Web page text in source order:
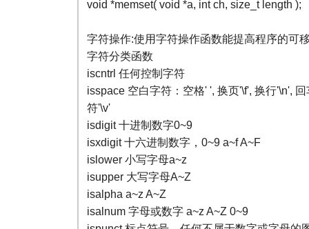
void *memset( void *a, int ch, size_t length );
字符操作:使用字符操作函数能提高程序的可
字符分类函数
iscntrl 任何控制字符
isspace 空白字符：空格' ', 换页'\f', 换行'\n',
符'\v'
isdigit 十进制数字0~9
isxdigit 十六进制数字，0~9 a~f A~F
islower 小写字母a~z
isupper 大写字母A~Z
isalpha a~z A~Z
isalnum 字母或数字 a~z A~Z 0~9